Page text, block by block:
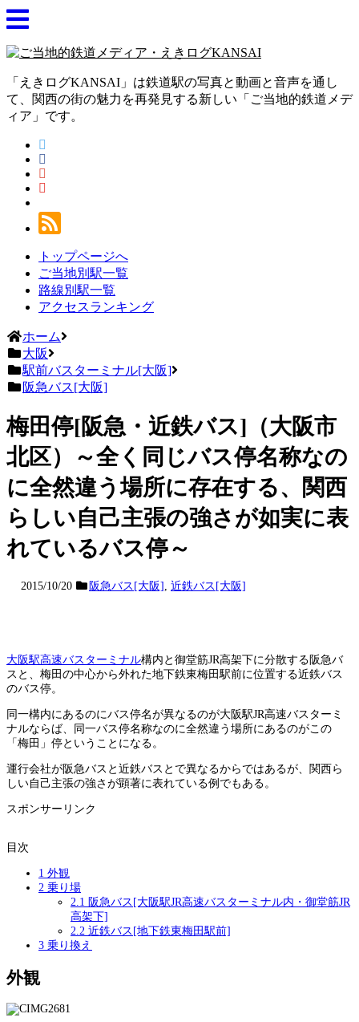
「えきログKANSAI」は鉄道駅の写真と動画と音声を通し
て、関西の街の魅力を再発見する新しい「ご当地的鉄道メデ
ィア」です。
トップページへ
ご当地別駅一覧
路線別駅一覧
アクセスランキング
ホーム
大阪
駅前バスターミナル[大阪]
阪急バス[大阪]
梅田停[阪急・近鉄バス]（大阪市
北区）～全く同じバス停名称なの
に全然違う場所に存在する、関西
らしい自己主張の強さが如実に表
れているバス停～
2015/10/20 阪急バス[大阪] 近鉄バス[大阪]
大阪駅高速バスターミナル構内と御堂筋JR高架下に分散する阪急バ
スと、梅田の中心から外れた地下鉄東梅田駅前に位置する近鉄バス
のバス停。
同一構内にあるのにバス停名が異なるのが大阪駅JR高速バスターミ
ナルならば、同一バス停名称なのに全然違う場所にあるのがこの
「梅田」停ということになる。
運行会社が阪急バスと近鉄バスとで異なるからではあるが、関西ら
しい自己主張の強さが顕著に表れている例でもある。
スポンサーリンク
目次
1 外観
2 乗り場
2.1 阪急バス[大阪駅JR高速バスターミナル内・御堂筋JR
高架下]
2.2 近鉄バス[地下鉄東梅田駅前]
3 乗り換え
外観